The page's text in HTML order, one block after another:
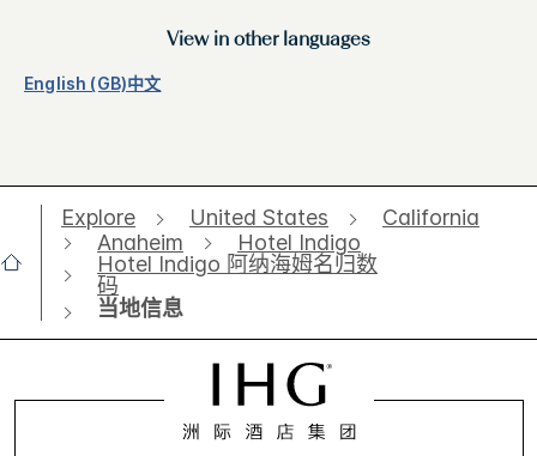
View in other languages
English (GB)中文
Explore United States
California
Anaheim
Hotel Indigo
Hotel Indigo 阿纳海姆名归数
码
当地信息